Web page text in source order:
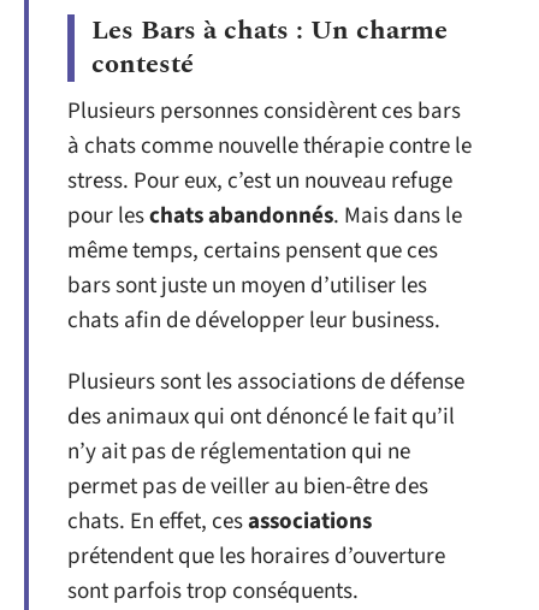
Les Bars à chats : Un charme
contesté
Plusieurs personnes considèrent ces bars
à chats comme nouvelle thérapie contre le
stress. Pour eux, c’est un nouveau refuge
pour leschats abandonnés. Mais dans le
même temps, certains pensent que ces
bars sont juste un moyen d’utiliser les
chats afin de développer leur business.
Plusieurs sont les associations de défense
des animaux qui ont dénoncé le fait qu’il
n’y ait pas de réglementation qui ne
permet pas de veiller au bien-être des
chats. En effet, cesassociations
prétendent que les horaires d’ouverture
sont parfois trop conséquents.